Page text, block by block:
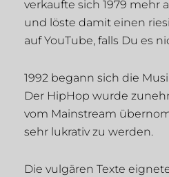
verkaufte sich 1979 mehr
und löste damit einen
auf YouTube, falls Du es
1992 begann sich die
Der HipHop wurde
vom Mainstream
sehr lukrativ zu werden.
Die vulgären Texte